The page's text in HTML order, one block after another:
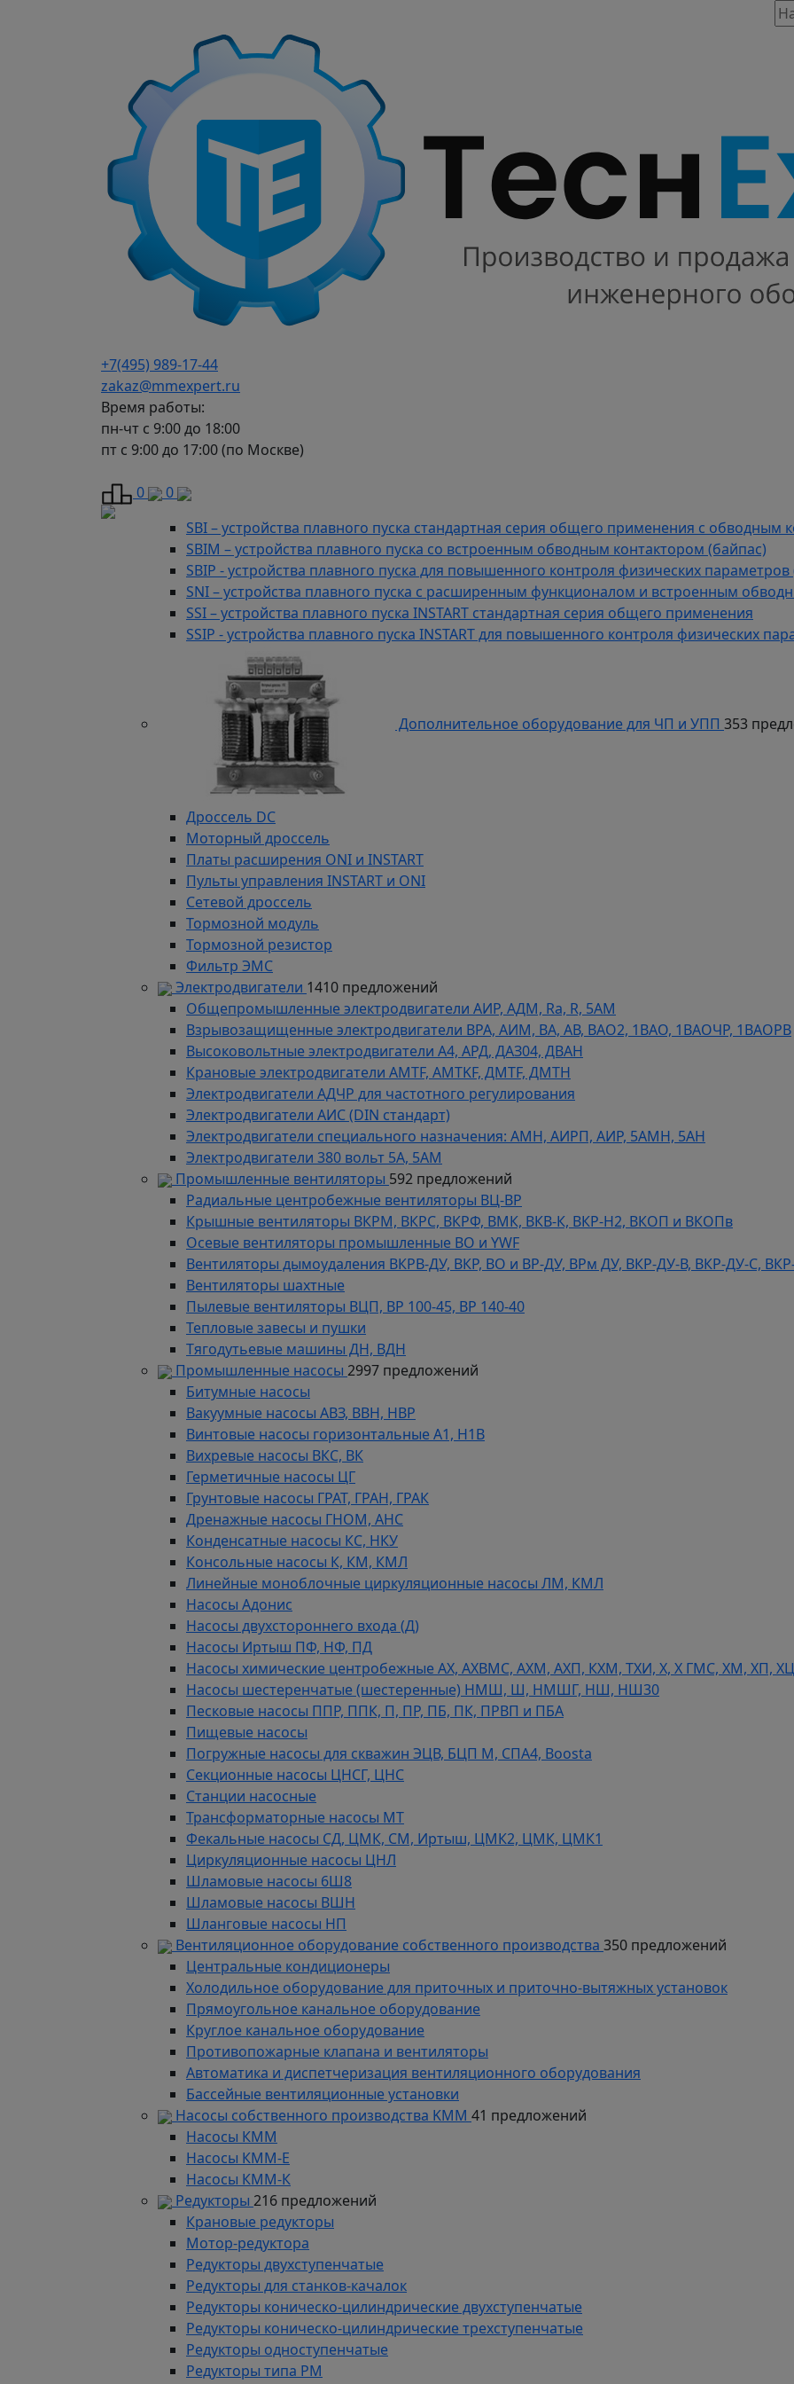
+7(495) 989-17-44
zakaz@mmexpert.ru
Время работы:
пн-чт с 9:00 до 18:00
пт с 9:00 до 17:00 (по Москве)
0 0
Каталог
Частотные преобразователи
986 предложений
Преобразователи частоты AD
Частотные преобразователи INSTART
Частотные преобразователи INNOVERT
Частотные преобразователи Х100
Преобразователи частоты INVT
Частотные преобразователи ABB
Частотные преобразователи SCHNEIDER ELECTRIC
Частотные преобразователи ONI
Автоматизация
Аксессуары для микро ПЛК
Контроллеры компактные для частотных преобразователей
Контроллеры ОЕМ
Модули распределенного ввода-вывода
Устройства плавного пуска
SBI – устройства плавного пуска стандартная серия общего применения с обводным
SBIM – устройства плавного пуска со встроенным обводным контактором (байпас)
SBIP - устройства плавного пуска для повышенного контроля физических
SNI – устройства плавного пуска с расширенным функционалом и встроенным
SSI – устройства плавного пуска INSTART стандартная серия общего применения
SSIP - устройства плавного пуска INSTART для повышенного контроля физических
Дополнительное оборудование для ЧП и УПП 353
Дроссель DC
Моторный дроссель
Платы расширения ONI и INSTART
Пульты управления INSTART и ONI
Сетевой дроссель
Тормозной модуль
Тормозной резистор
Фильтр ЭМС
Электродвигатели 1410 предложений
Общепромышленные электродвигатели АИР, АДМ, Ra, R, 5AM
Взрывозащищенные электродвигатели ВРА, АИМ, ВА, АВ, ВАO2, 1ВАО, 1ВАОЧР, 1ВАОРВ
Высоковольтные электродвигатели A4, АРД, ДАЗ04, ДВАН
Крановые электродвигатели AMTF, AMTKF, ДMTF, ДМТН
Электродвигатели АДЧР для частотного регулирования
Электродвигатели АИС (DIN стандарт)
Электродвигатели специального назначения: АМН, АИРП, АИР, 5АМН, 5АН
Электродвигатели 380 вольт 5А, 5АМ
Промышленные вентиляторы 592 предложений
Радиальные центробежные вентиляторы ВЦ-ВР
Крышные вентиляторы ВКРМ, ВКРС, ВКРФ, ВМК, ВКВ-К, ВКР-Н2, ВКОП и ВКОПв
Осевые вентиляторы промышленные ВО и YWF
Вентиляторы дымоудаления ВКРВ-ДУ, ВКР, ВО и ВР-ДУ, ВРм ДУ, ВКР-ДУ-В, ВКР-ДУ-С,
Вентиляторы шахтные
Пылевые вентиляторы ВЦП, ВР 100-45, ВР 140-40
Тепловые завесы и пушки
Тягодутьевые машины ДН, ВДН
Промышленные насосы 2997 предложений
Битумные насосы
Вакуумные насосы АВЗ, ВВН, НВР
Винтовые насосы горизонтальные А1, Н1В
Вихревые насосы ВКС, ВК
Герметичные насосы ЦГ
Грунтовые насосы ГРАТ, ГРАН, ГРАК
Дренажные насосы ГНОМ, АНС
Конденсатные насосы КС, НКУ
Консольные насосы К, КМ, КМЛ
Линейные моноблочные циркуляционные насосы ЛМ, КМЛ
Насосы Адонис
Насосы двухстороннего входа (Д)
Насосы Иртыш ПФ, НФ, ПД
Насосы химические центробежные АХ, АХВМС, АХМ, АХП, КХМ, ТХИ, Х, Х ГМС, ХМ, ХП,
Насосы шестеренчатые (шестеренные) НМШ, Ш, НМШГ, НШ, НШ30
Песковые насосы ППР, ППК, П, ПР, ПБ, ПК, ПРВП и ПБА
Пищевые насосы
Погружные насосы для скважин ЭЦВ, БЦП М, СПА4, Boosta
Секционные насосы ЦНСГ, ЦНС
Станции насосные
Трансформаторные насосы МТ
Фекальные насосы СД, ЦМК, СМ, Иртыш, ЦМК2, ЦМК, ЦМК1
Циркуляционные насосы ЦНЛ
Шламовые насосы 6Ш8
Шламовые насосы ВШН
Шланговые насосы НП
Вентиляционное оборудование собственного производства 350 предложений
Центральные кондиционеры
Холодильное оборудование для приточных и приточно-вытяжных установок
Прямоугольное канальное оборудование
Круглое канальное оборудование
Противопожарные клапана и вентиляторы
Автоматика и диспетчеризация вентиляционного оборудования
Бассейные вентиляционные установки
Насосы собственного производства KMM 41 предложений
Насосы КММ
Насосы КММ-Е
Насосы КММ-К
Редукторы 216 предложений
Крановые редукторы
Мотор-редуктора
Редукторы двухступенчатые
Редукторы для станков-качалок
Редукторы коническо-цилиндрические двухступенчатые
Редукторы коническо-цилиндрические трехступенчатые
Редукторы одноступенчатые
Редукторы типа РМ